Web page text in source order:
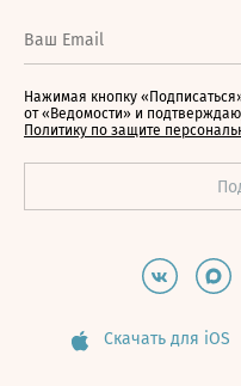
Нажимая кнопку
от «Ведомости» и
Политику по защите
Скачать для iOS